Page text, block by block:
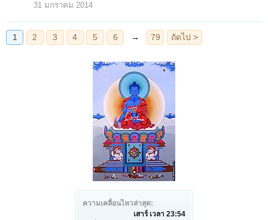
ความเคลื่อนไหวล่าสุด:
เสาร์ เวลา 23:54
31 มกราคม 2014